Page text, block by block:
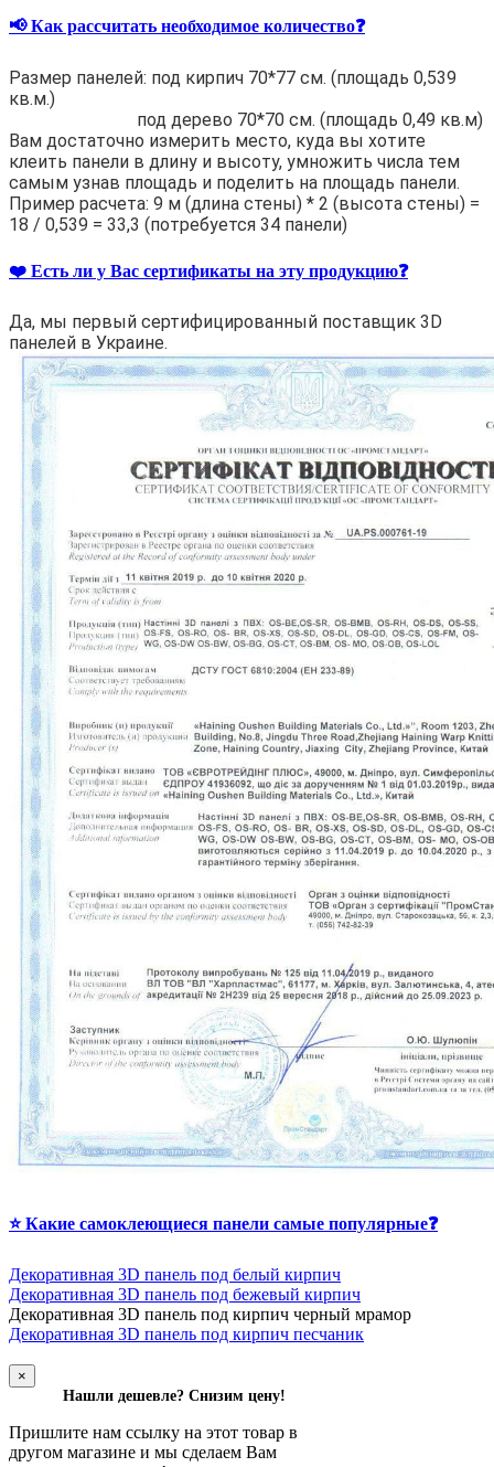
📢 Как рассчитать необходимое количество❓
Размер панелей: под кирпич 70*77 см. (площадь 0,539
кв.м.)
под дерево 70*70 см. (площадь 0,49 кв.м)
Вам достаточно измерить место, куда вы хотите
клеить панели в длину и высоту, умножить числа тем
самым узнав площадь и поделить на площадь панели.
Пример расчета: 9 м (длина стены) * 2 (высота стены) =
18 / 0,539 = 33,3 (потребуется 34 панели)
❤️ Есть ли у Вас сертификаты на эту продукцию❓
Да, мы первый сертифицированный поставщик 3D
панелей в Украине.
⭐ Какие самоклеющиеся панели самые популярные❓
Декоративная 3D панель под белый кирпич
Декоративная 3D панель под бежевый кирпич
Декоративная 3D панель под кирпич черный мрамор
Декоративная 3D панель под кирпич песчаник
×
Нашли дешевле? Снизим цену!
Пришлите нам ссылку на этот товар в
другом магазине и мы сделаем Вам